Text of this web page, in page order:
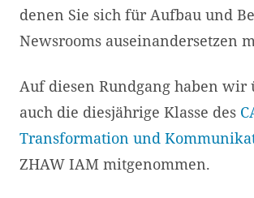
denen Sie sich für Aufbau und
Newsrooms auseinandersetzen
Auf diesen Rundgang haben wir
auch die diesjährige Klasse des
Transformation und
ZHAW IAM mitgenommen.